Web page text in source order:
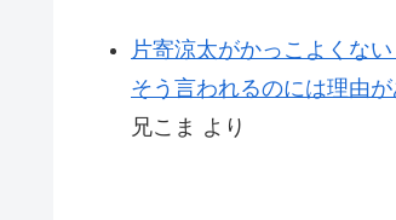
片寄涼太がかっこよくな
そう言われるのには理由が
兄こま より